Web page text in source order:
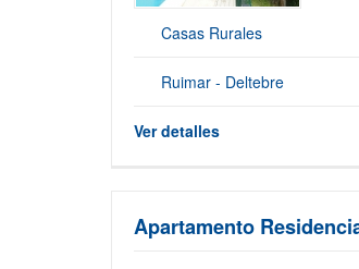
Casas Rurales
Ruimar - Deltebre
Ver detalles
Apartamento